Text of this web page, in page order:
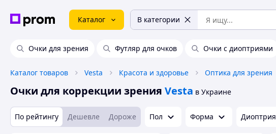
Каталог В категории
Очки для зрения Футляр для очков Очки с диоптриями
Каталог товаров Vesta Красота и здоровье Оптика для зрения
Очки для коррекции зрения Vesta в Украине
По рейтингу Дешевле Дороже Пол Форма Диоптрия